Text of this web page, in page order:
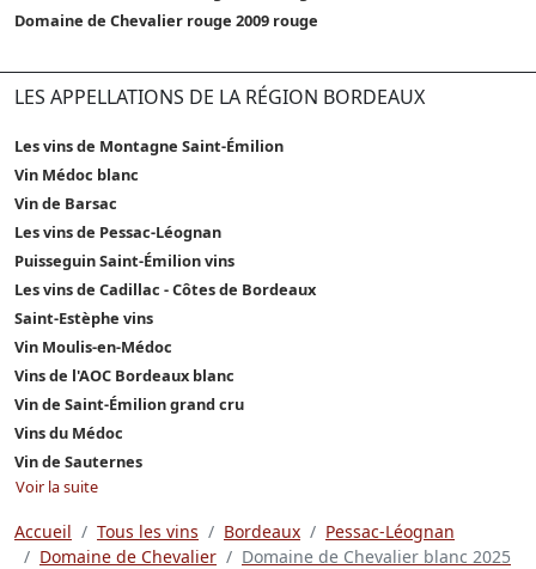
Domaine de Chevalier rouge 2009 rouge
LES APPELLATIONS DE LA RÉGION BORDEAUX
Les vins de Montagne Saint-Émilion
Vin Médoc blanc
Vin de Barsac
Les vins de Pessac-Léognan
Puisseguin Saint-Émilion vins
Les vins de Cadillac - Côtes de Bordeaux
Saint-Estèphe vins
Vin Moulis-en-Médoc
Vins de l'AOC Bordeaux blanc
Vin de Saint-Émilion grand cru
Vins du Médoc
Vin de Sauternes
Voir la suite
Accueil Tous les vins Bordeaux
Pessac-Léognan
Domaine de Chevalier
Domaine de Chevalier blanc 2025